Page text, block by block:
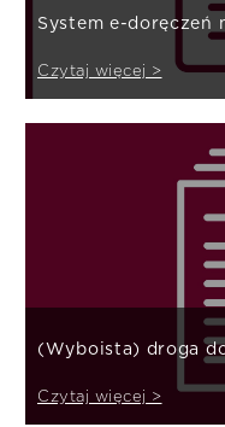
System e-doręczeń
Czytaj więcej >
(Wyboista) droga
Czytaj więcej >